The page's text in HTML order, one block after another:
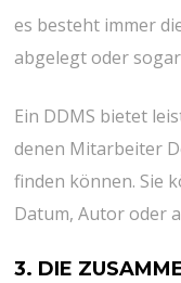
es besteht immer
abgelegt oder
Ein DDMS bietet
denen Mitarbeiter
finden können. Sie
Datum, Autor oder
3. DIE